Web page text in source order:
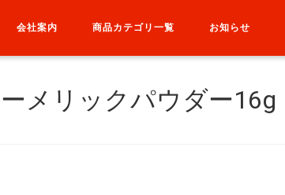
会社案内 商品カテゴリ一覧 お知らせ
メリックパウダー16g